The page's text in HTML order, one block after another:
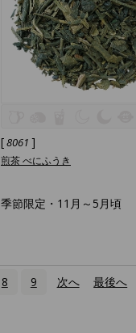
[8061 ]
煎茶 べにふうき
季節限定・11月～5月頃
8 9 次へ 最後へ